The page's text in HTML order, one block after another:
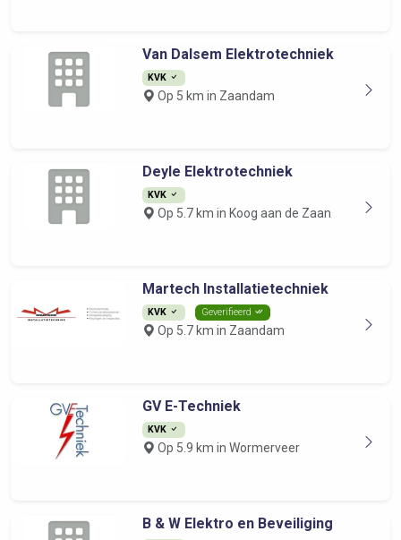
Van Dalsem Elektrotechniek
KVK
Op 5 km in Zaandam
Deyle Elektrotechniek
KVK
Op 5.7 km in Koog aan de Zaan
Martech Installatietechniek
KVK Geverifieerd
Op 5.7 km in Zaandam
GV E-Techniek
KVK
Op 5.9 km in Wormerveer
B & W Elektro en Beveiliging